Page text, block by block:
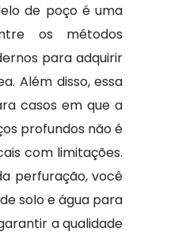
de poço é uma
os métodos
para adquirir
Além disso, essa
casos em que a
profundos não é
com limitações.
perfuração, você
solo e água para
a qualidade